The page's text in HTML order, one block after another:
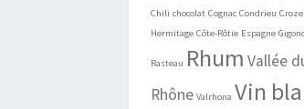
Chili chocolat Cognac Condrieu
Hermitage Côte-Rôtie Espagne
Rasteau Rhum Vallée
Rhône Valrhona Vin